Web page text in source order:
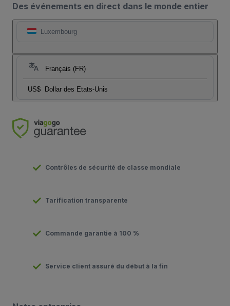
Des événements en direct dans le monde entier
Luxembourg
Français (FR)
US$ Dollar des Etats-Unis
Contrôles de sécurité de classe mondiale
Tarification transparente
Commande garantie à 100 %
Service client assuré du début à la fin